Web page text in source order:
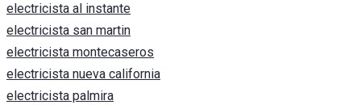
electricista al instante
electricista san martin
electricista montecaseros
electricista nueva california
electricista palmira